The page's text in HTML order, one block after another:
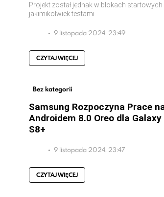
Projekt został jednak w blokach startowych
jakimikolwiek testami
9 listopada 2024, 23:49
CZYTAJ WIĘCEJ
Bez kategorii
Samsung Rozpoczyna Prace
Androidem 8.0 Oreo dla Galaxy
S8+
9 listopada 2024, 23:47
CZYTAJ WIĘCEJ